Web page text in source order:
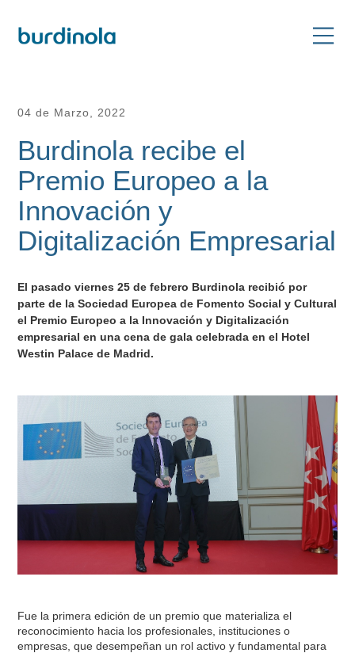
04 de Marzo, 2022
Burdinola recibe el
Premio Europeo a la
Innovación y
Digitalización Empresarial
El pasado viernes 25 de febrero Burdinola recibió por
parte de la Sociedad Europea de Fomento Social y Cultural
el Premio Europeo a la Innovación y Digitalización
empresarial en una cena de gala celebrada en el Hotel
Westin Palace de Madrid.
Fue la primera edición de un premio que materializa el
reconocimiento hacia los profesionales, instituciones o
empresas, que desempeñan un rol activo y fundamental para